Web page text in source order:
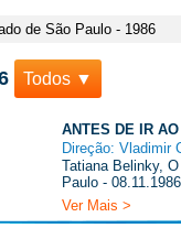
de São Paulo - 1986
Todos ▼
ANTES DE IR
Direção: Vladimir
Tatiana Belinky,
Paulo - 08.11.1986
Ver Mais >